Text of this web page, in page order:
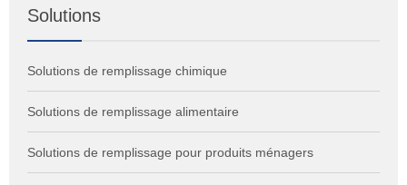
Solutions
Solutions de remplissage chimique
Solutions de remplissage alimentaire
Solutions de remplissage pour produits ménagers